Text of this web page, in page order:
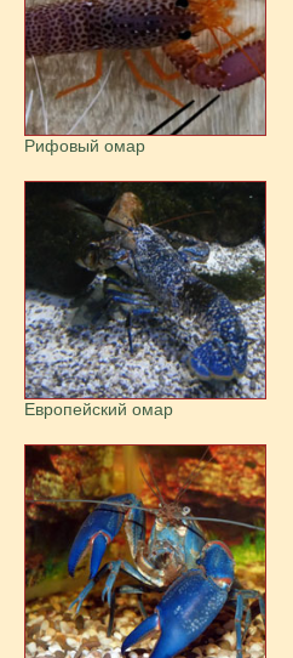
Рифовый омар
Европейский омар